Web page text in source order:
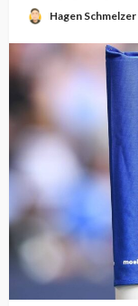
Hagen Schmelzer